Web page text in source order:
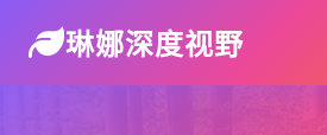
琳娜深度视野